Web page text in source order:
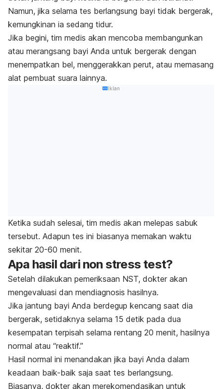
Namun, jika selama tes berlangsung bayi tidak bergerak,
kemungkinan ia sedang tidur.
Jika begini, tim medis akan mencoba membangunkan
atau merangsang bayi Anda untuk bergerak dengan
menempatkan bel, menggerakkan perut, atau memasang
alat pembuat suara lainnya.
Iklan
Ketika sudah selesai, tim medis akan melepas sabuk
tersebut. Adapun tes ini biasanya memakan waktu
sekitar 20-60 menit.
Apa hasil dari non stress test?
Setelah dilakukan pemeriksaan NST, dokter akan
mengevaluasi dan mendiagnosis hasilnya.
Jika jantung bayi Anda berdegup kencang saat dia
bergerak, setidaknya selama 15 detik pada dua
kesempatan terpisah selama rentang 20 menit, hasilnya
normal atau “reaktif.”
Hasil normal ini menandakan jika bayi Anda dalam
keadaan baik-baik saja saat tes berlangsung.
Biasanya, dokter akan merekomendasikan untuk